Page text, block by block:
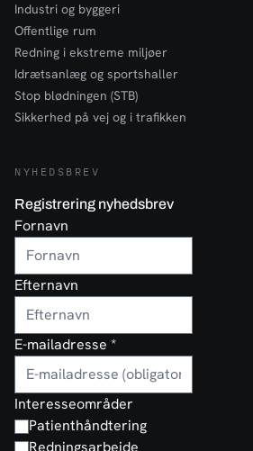
Industri og byggeri
Offentlige rum
Redning i ekstreme miljøer
Idrætsanlæg og sportshaller
Stop blødningen (STB)
Sikkerhed på vej og i trafikken
NYHEDSBREV
Registrering nyhedsbrev
Fornavn
Efternavn
E-mailadresse *
Interesseområder
Patienthåndtering
Redningsarbejde